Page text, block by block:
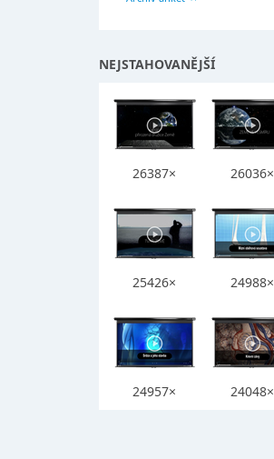
NEJSTAHOVANĚJŠÍ
26387× 26036×
25426× 24988×
24957× 24048×